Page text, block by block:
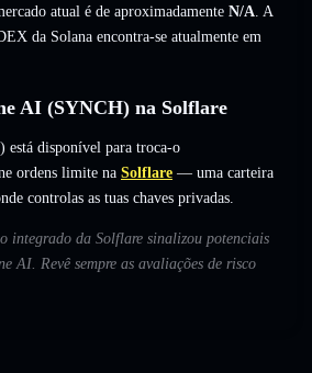
atual é de aproximadamente N/A. A
da Solana encontra-se atualmente em
AI (SYNCH) na Solflare
disponível para troca-o
ordens limite na Solflare — uma carteira
controlas as tuas chaves privadas.
integrado da Solflare sinalizou potenciais
AI. Revê sempre as avaliações de risco